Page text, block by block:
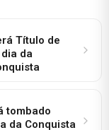
Título de
da
tombado
da Conquista